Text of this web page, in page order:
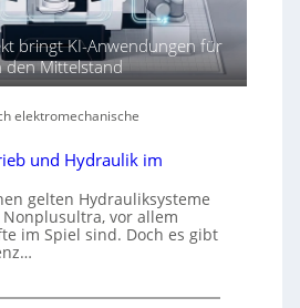
bringt KI-Anwendungen für
den Mittelstand
elektromechanische
und Hydraulik im
gelten Hydrauliksysteme
vor allem
im Spiel sind. Doch es gibt